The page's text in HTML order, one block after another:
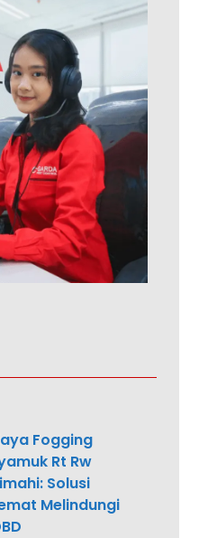
Fogging
Rt Rw
Solusi
Melindungi